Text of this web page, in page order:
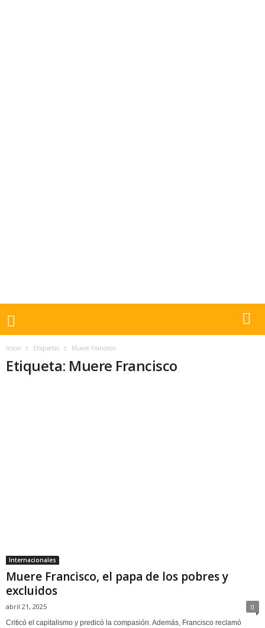
Inicio Etiquetas Muere Francisco
Etiqueta: Muere Francisco
Internacionales
Muere Francisco, el papa de los pobres y
excluidos
abril 21, 2025 0
Criticó el capitalismo y predicó la compasión. Además, Francisco reclamó